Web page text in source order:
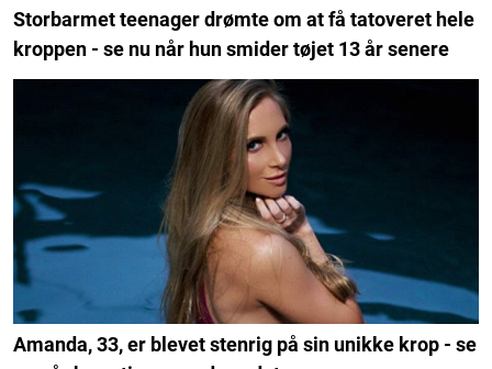
Storbarmet teenager drømte om at få tatoveret hele
kroppen - se nu når hun smider tøjet 13 år senere
Amanda, 33, er blevet stenrig på sin unikke krop - se